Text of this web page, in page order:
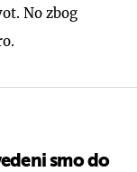
No zbog
smo do